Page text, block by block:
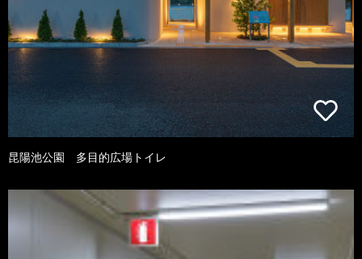
昆陽池公園 多目的広場トイレ